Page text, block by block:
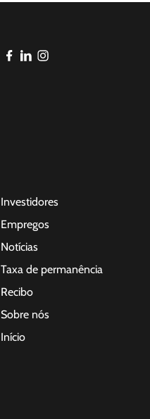
Investidores
Empregos
Notícias
Taxa de permanência
Recibo
Sobre nós
Início